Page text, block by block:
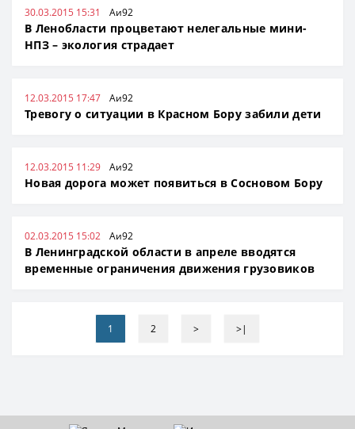
30.03.2015 15:31 Аи92
В Ленобласти процветают нелегальные мини-
НПЗ – экология страдает
12.03.2015 17:47 Аи92
Тревогу о ситуации в Красном Бору забили дети
12.03.2015 11:29 Аи92
Новая дорога может появиться в Сосновом Бору
02.03.2015 15:02 Аи92
В Ленинградской области в апреле вводятся
временные ограничения движения грузовиков
1 2 > >|